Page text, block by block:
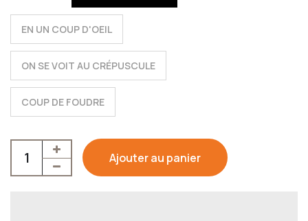
EN UN COUP D'OEIL
ON SE VOIT AU CRÉPUSCULE
COUP DE FOUDRE
Ajouter au panier